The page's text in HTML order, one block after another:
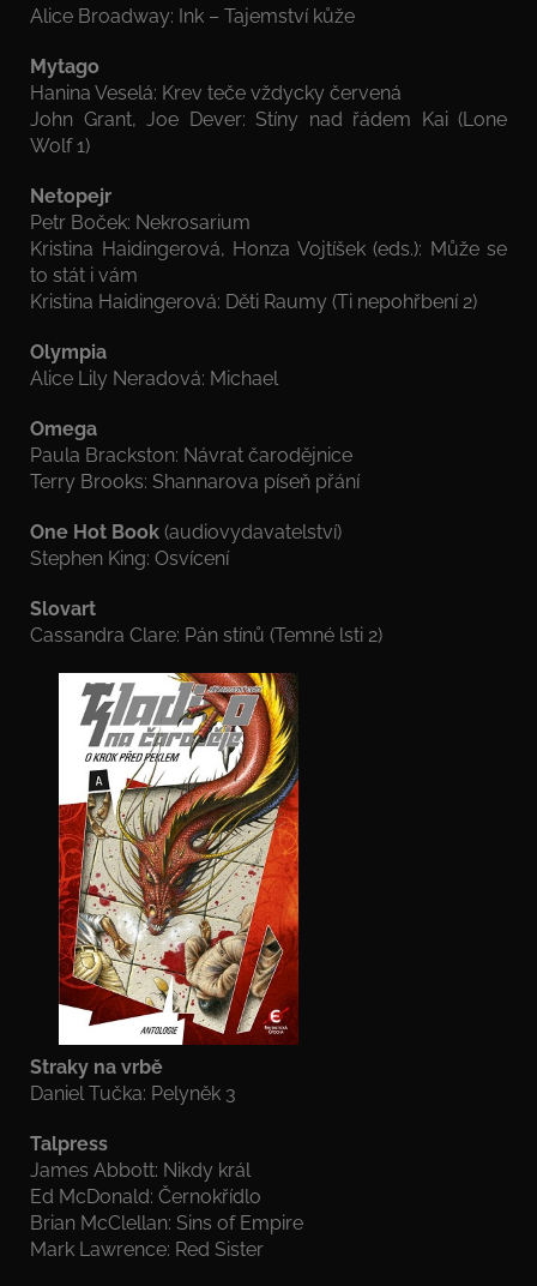
Alice Broadway: Ink – Tajemství kůže
Mytago
Hanina Veselá: Krev teče vždycky červená
John Grant, Joe Dever: Stíny nad řádem Kai (Lone
Wolf 1)
Netopejr
Petr Boček: Nekrosarium
Kristina Haidingerová, Honza Vojtíšek (eds.): Může se
to stát i vám
Kristina Haidingerová: Děti Raumy (Ti nepohřbení 2)
Olympia
Alice Lily Neradová: Michael
Omega
Paula Brackston: Návrat čarodějnice
Terry Brooks: Shannarova píseň přání
One Hot Book (audiovydavatelství)
Stephen King: Osvícení
Slovart
Cassandra Clare: Pán stínů (Temné lsti 2)
Straky na vrbě
Daniel Tučka: Pelyněk 3
Talpress
James Abbott: Nikdy král
Ed McDonald: Černokřídlo
Brian McClellan: Sins of Empire
Mark Lawrence: Red Sister